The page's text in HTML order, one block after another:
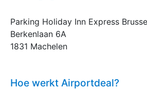
Parking Holiday Inn Express
Berkenlaan 6A
1831 Machelen
Hoe werkt Airportdeal?